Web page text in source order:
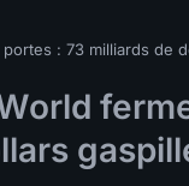
: 73 milliards de